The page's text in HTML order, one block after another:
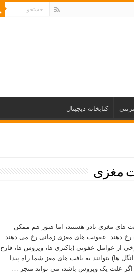
کتابخانه دیجیتال
مغزی
های مغزی نادر هستند، اما هنوز هم ممکن
رخ دهند. عفونت های مغزی زمانی رخ می دهند
از عوامل عفونی (باکتری ها، ویروس ها، قارچ
انگل ها) بتوانند به بافت های مغز شما راه پیدا
اگر علت یک ویروس باشد، می تواند منجر …